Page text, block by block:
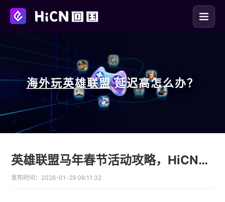
海外玩英雄联盟 延迟高怎么办？
英雄联盟马年春节活动攻略，HiCN回国加速器助海外零延迟领皮肤
发布时间： 2026-01-29 06:11:32